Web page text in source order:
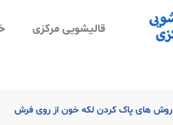
قالیشویی مرکزی
روش های پاک کردن لکه خون از روی فرش